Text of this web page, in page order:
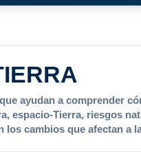
ayudan a comprender
espacio-Tierra, riesgos
cambios que afectan a